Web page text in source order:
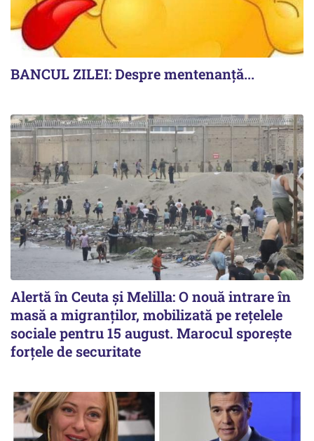
BANCUL ZILEI: Despre mentenanță...
Alertă în Ceuta și Melilla: O nouă intrare în
masă a migranților, mobilizată pe rețelele
sociale pentru 15 august. Marocul sporește
forțele de securitate